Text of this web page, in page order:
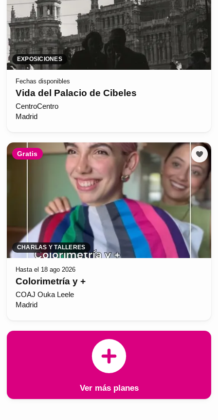
EXPOSICIONES
Fechas disponibles
Vida del Palacio de Cibeles
CentroCentro
Madrid
Gratis
CHARLAS Y TALLERES
Hasta el 18 ago 2026
Colorimetría y +
COAJ Ouka Leele
Madrid
Ver más planes